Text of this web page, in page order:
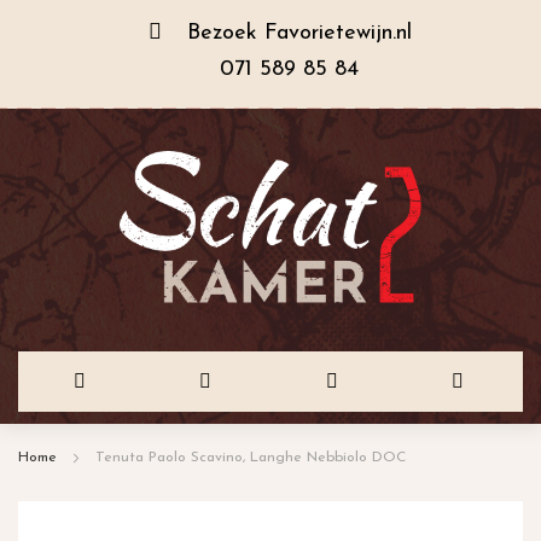
Bezoek Favorietewijn.nl
071 589 85 84
Home Tenuta Paolo Scavino, Langhe Nebbiolo DOC